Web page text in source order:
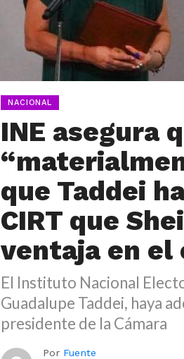
NACIONAL
INE asegura
que Taddei
CIRT que
ventaja en el
El Instituto Nacional
Guadalupe Taddei, haya
presidente de la Cámara
Por Fuente